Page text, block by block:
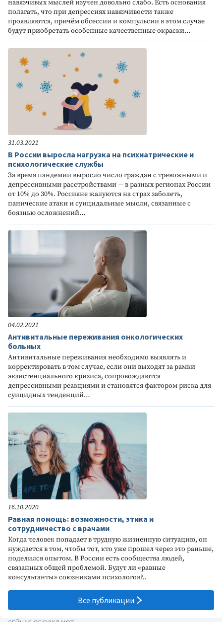
навязчивых мыслей изучен довольно слабо. Есть основания
полагать, что при депрессиях навязчивости также
проявляются, причём обсессии и компульсии в этом случае
будут приобретать особенные качественные окраски...
31.03.2021
В России выросла нагрузка на психиатрические и
психологические службы
За время пандемии выросло число граждан с тревожными и
депрессивными расстройствами — в разных регионах России
от 10% до 30%. Россияне жалуются на страх заболеть,
панические атаки и суицидальные мысли, связанные с
боязнью осложнений…
04.02.2021
Антивитальные переживания онкологических
больных
Антивитальные переживания необходимо выявлять и
корректировать в том случае, если они выходят за рамки
экзистенциального кризиса, сопровождаются
депрессивными реакциями и становятся фактором риска для
суицидных тенденций…
16.10.2020
Равная помощь: возможности, этика и
сотрудничество с врачами
Когда человек попадает в трудную жизненную ситуацию, он
нуждается в том, чтобы тот, кто уже прошел через это раньше,
поделился опытом. В России есть сообщества людей,
связанных общей проблемой. Будут ли «равные
консультанты» союзниками психологов?..
Все публикации